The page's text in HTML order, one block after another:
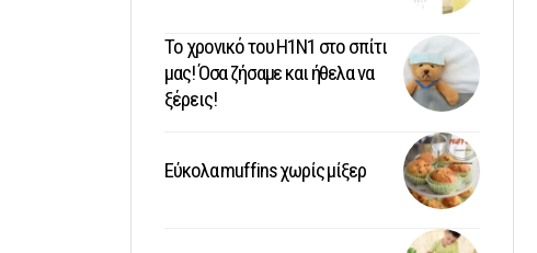
Το χρονικό του Η1Ν1 στο σπίτι
μας! Όσα ζήσαμε και ήθελα να
ξέρεις!
Εύκολα muffins χωρίς μίξερ